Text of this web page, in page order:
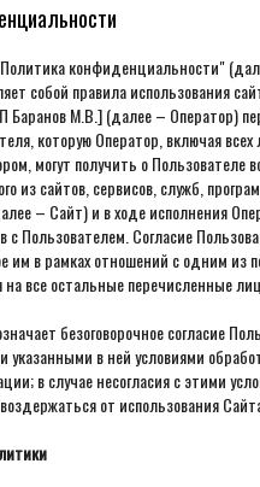
конфиденциальности"
собой правила использования
М.В.] (далее – Оператор)
которую Оператор, включая
могут получить о Пользователе
из сайтов, сервисов, служб,
– Сайт) и в ходе исполнения
с Пользователем. Согласие
им в рамках отношений с одним из
все остальные перечисленные
безоговорочное согласие
указанными в ней условиями
в случае несогласия с этими
от использования